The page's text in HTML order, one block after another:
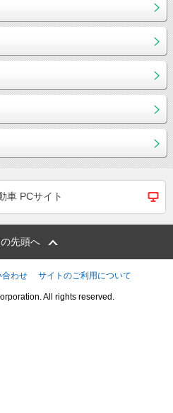
車 PCサイト
先頭へ
合わせ サイトのご利用について
All rights reserved.